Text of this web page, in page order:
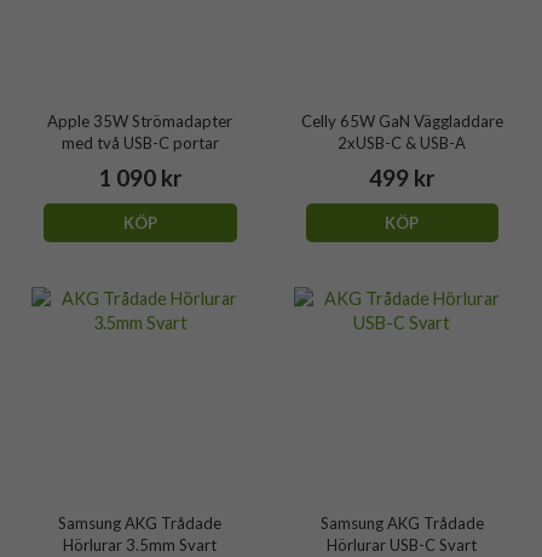
Apple 35W Strömadapter
med två USB-C portar
1 090 kr
KÖP
Celly 65W GaN Väggladdare
2xUSB-C & USB-A
499 kr
KÖP
Samsung AKG Trådade
Hörlurar 3.5mm Svart
Samsung AKG Trådade
Hörlurar USB-C Svart